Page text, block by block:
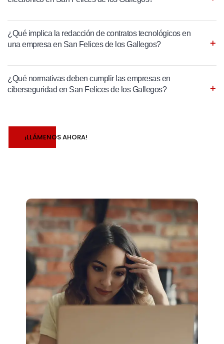
¿Qué implica la redacción de contratos tecnológicos en
una empresa en San Felices de los Gallegos?
¿Qué normativas deben cumplir las empresas en
ciberseguridad en San Felices de los Gallegos?
¡LLÁMENOS AHORA!